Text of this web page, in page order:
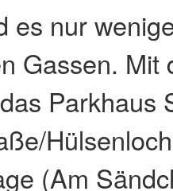
es nur
Gassen. Mit
Parkhaus
(Am